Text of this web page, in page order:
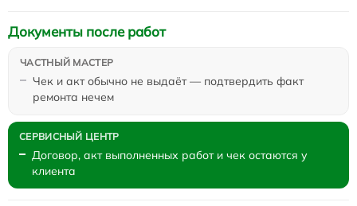
Чек и акт обычно не выдаёт — подтвердить факт
ремонта нечем
Документы после работ
Договор, акт выполненных работ и чек остаются у
клиента